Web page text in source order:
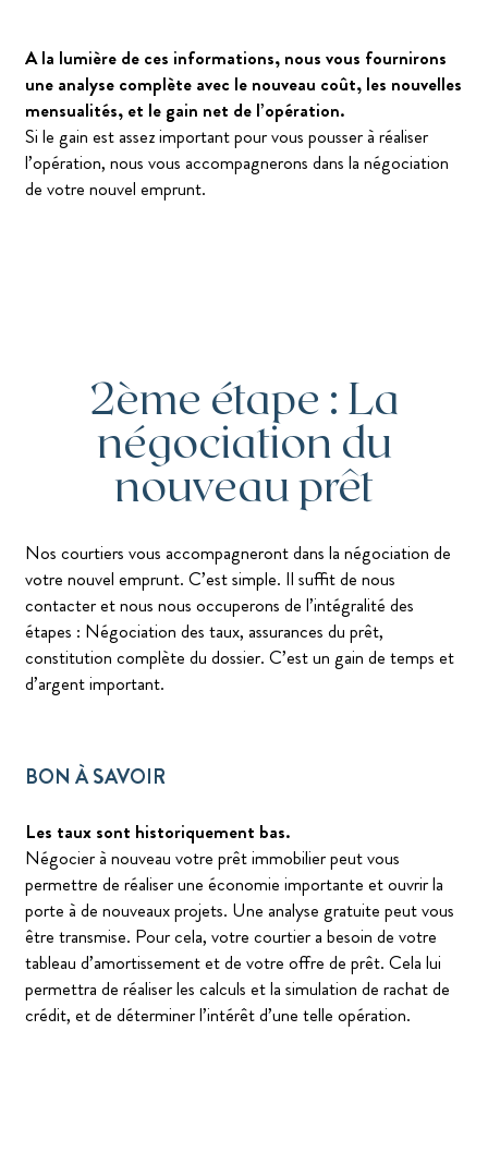
A la lumière de ces informations, nous vous fournirons
une analyse complète avec le nouveau coût, les nouvelles
mensualités, et le gain net de l’opération.
Si le gain est assez important pour vous pousser à réaliser
l’opération, nous vous accompagnerons dans la négociation
de votre nouvel emprunt.
2ème étape : La
négociation du
nouveau prêt
Nos courtiers vous accompagneront dans la négociation de
votre nouvel emprunt. C’est simple. Il suffit de nous
contacter et nous nous occuperons de l’intégralité des
étapes : Négociation des taux, assurances du prêt,
constitution complète du dossier. C’est un gain de temps et
d’argent important.
BON À SAVOIR
Les taux sont historiquement bas.
Négocier à nouveau votre prêt immobilier peut vous
permettre de réaliser une économie importante et ouvrir la
porte à de nouveaux projets. Une analyse gratuite peut vous
être transmise. Pour cela, votre courtier a besoin de votre
tableau d’amortissement et de votre offre de prêt. Cela lui
permettra de réaliser les calculs et la simulation de rachat de
crédit, et de déterminer l’intérêt d’une telle opération.